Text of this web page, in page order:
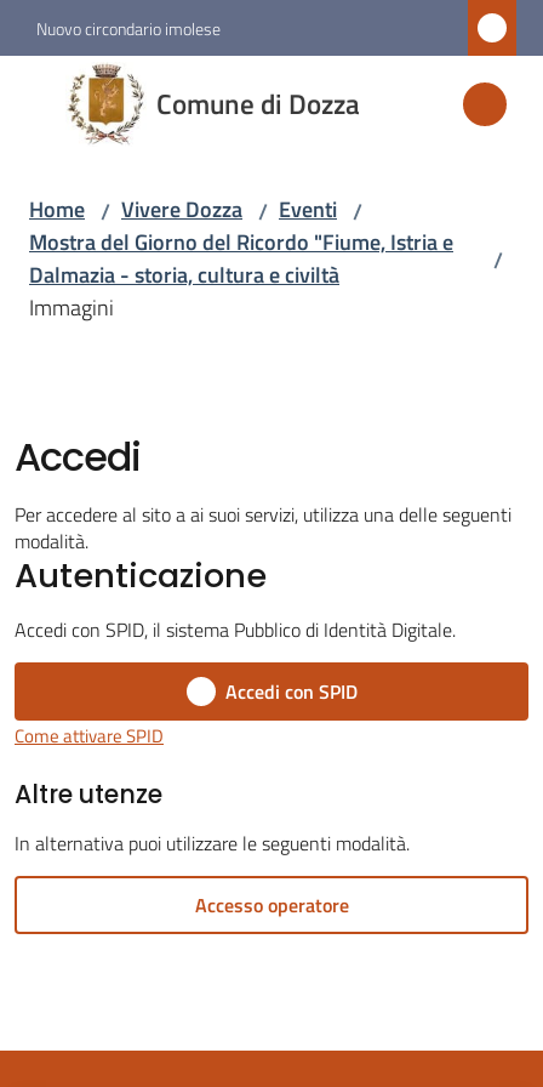
Vai al contenuto
Vai alla navigazione
Vai al footer
Nuovo circondario imolese
Comune di Dozza
Comune
di
Dozza
Amministrazione
Vivere
Dozza
Menu selezionato
on-
Tutti
Home / Vivere Dozza / Eventi /
Mostra del Giorno del Ricordo "Fiume, Istria e
Dalmazia - storia, cultura e civiltà
/
Immagini
Accedi
Per accedere al sito a ai suoi servizi, utilizza una delle seguenti
modalità.
Autenticazione
Accedi con SPID, il sistema Pubblico di Identità Digitale.
Accedi con SPID
Come attivare SPID
Altre utenze
In alternativa puoi utilizzare le seguenti modalità.
Accesso operatore